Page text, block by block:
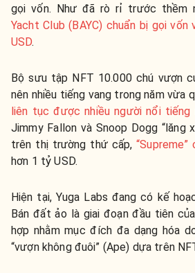
gọi vốn. Như đã rò rỉ trước thềm
Yacht Club (BAYC) chuẩn bị gọi
USD.
Bộ sưu tập NFT 10.000 chú vượn
nên nhiều tiếng vang trong năm vừa
liên tục được nhiều người nổi tiếng
Jimmy Fallon và Snoop Dogg “lăng
trên thị trường thứ cấp,
hơn 1 tỷ USD.
Hiện tại, Yuga Labs đang có kế
Bán đất ảo là giai đoạn đầu tiên
hợp nhằm mục đích đa dạng hóa
“vượn không đuôi” (Ape) dựa trên